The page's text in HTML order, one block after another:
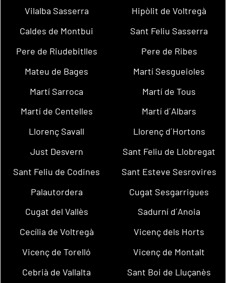
Vilalba Sasserra
Hipòlit de Voltregà
Caldes de Montbui
Sant Feliu Sasserra
Pere de Riudebitlles
Pere de Ribes
Mateu de Bages
Martí Sesgueioles
Martí Sarroca
Martí de Tous
Martí de Centelles
Martí d´Albars
Llorenç Savall
Llorenç d´Hortons
Just Desvern
Sant Feliu de Llobregat
Sant Feliu de Codines
Sant Esteve Sesrovires
Palautordera
Cugat Sesgarrigues
Cugat del Vallès
Sadurní d´Anoia
Cecília de Voltregà
Vicenç dels Horts
Vicenç de Torelló
Vicenç de Montalt
Cebrià de Vallalta
Sant Boi de Lluçanès